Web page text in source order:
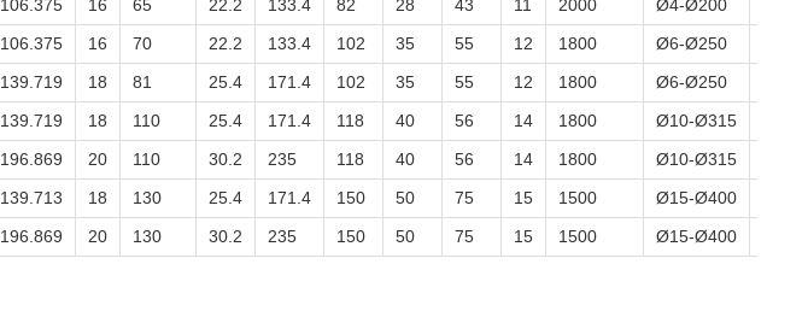
106.375 16 65 22.2 133.4 82 28 43 11 2000 Ø4-Ø200
106.375 16 70 22.2 133.4 102 35 55 12 1800 Ø6-Ø250
139.719 18 81 25.4 171.4 102 35 55 12 1800 Ø6-Ø250
139.719 18 110 25.4 171.4 118 40 56 14 1800 Ø10-Ø315
196.869 20 110 30.2 235 118 40 56 14 1800 Ø10-Ø315
139.713 18 130 25.4 171.4 150 50 75 15 1500 Ø15-Ø400
196.869 20 130 30.2 235 150 50 75 15 1500 Ø15-Ø400